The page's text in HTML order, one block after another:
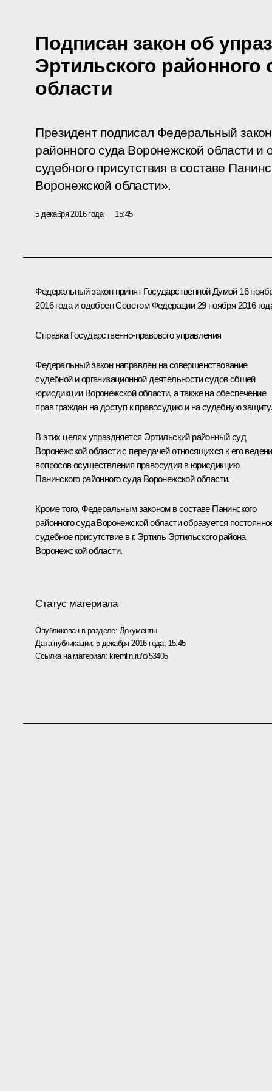
Подписан закон об
Эртильского
области
Президент подписал Федеральный
районного суда Воронежской области и
судебного присутствия в составе
Воронежской области».
5 декабря 2016 года 15:45
Федеральный закон принят Государственной Думой 16
2016 года и одобрен Советом Федерации 29 ноября 2016
Справка Государственно-правового управления
Федеральный закон направлен на совершенствование
судебной и организационной деятельности судов общей
юрисдикции Воронежской области, а также на обеспечение
прав граждан на доступ к правосудию и на судебную защиту.
В этих целях упраздняется Эртильский районный суд
Воронежской области с передачей относящихся к его
вопросов осуществления правосудия в юрисдикцию
Панинского районного суда Воронежской области.
Кроме того, Федеральным законом в составе Панинского
районного суда Воронежской области образуется
судебное присутствие в г. Эртиль Эртильского района
Воронежской области.
Статус материала
Опубликован в разделе: Документы
Дата публикации:5 декабря 2016 года, 15:45
Ссылка на материал: kremlin.ru/d/53405